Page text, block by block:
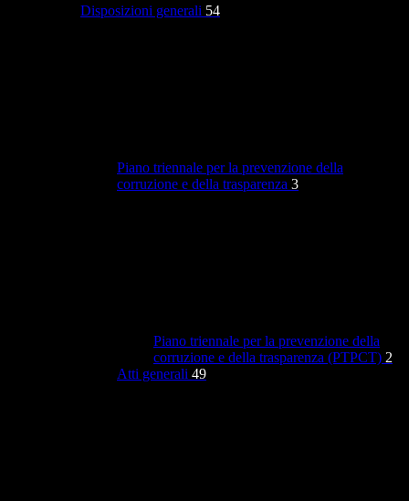
Disposizioni generali 54
Piano triennale per la prevenzione della
corruzione e della trasparenza 3
Piano triennale per la prevenzione della
corruzione e della trasparenza (PTPCT) 2
Atti generali 49